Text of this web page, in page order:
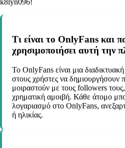
k8lyn096!
Τι είναι το OnlyFans και
χρησιμοποιήσει αυτή την
Το OnlyFans είναι μια
στους χρήστες να δημιουργήσουν
μοιραστούν με τους followers
χρηματική αμοιβή. Κάθε άτομο
λογαριασμό στο OnlyFans,
ή ηλικίας.